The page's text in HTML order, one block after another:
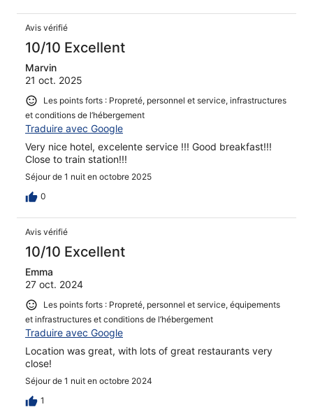
again!
Avis vérifié
10/10 Excellent
Marvin
21 oct. 2025
Les points forts : Propreté, personnel et service, infrastructures
et conditions de l’hébergement
Traduire avec Google
Very nice hotel, excelente service !!! Good breakfast!!!
Close to train station!!!
Séjour de 1 nuit en octobre 2025
0
Avis vérifié
10/10 Excellent
Emma
27 oct. 2024
Les points forts : Propreté, personnel et service, équipements
et infrastructures et conditions de l’hébergement
Traduire avec Google
Location was great, with lots of great restaurants very
close!
Séjour de 1 nuit en octobre 2024
1